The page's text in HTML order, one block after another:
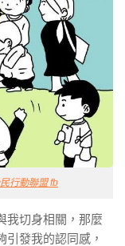
行動聯盟 fb
我切身相關，那麼
發我的認同感，